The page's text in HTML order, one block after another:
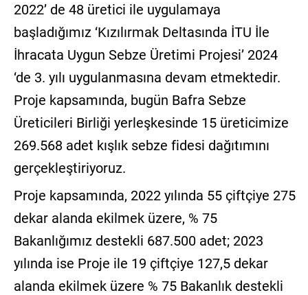
2022’ de 48 üretici ile uygulamaya
başladığımız ‘Kızılırmak Deltasında İTU İle
İhracata Uygun Sebze Üretimi Projesi’ 2024
‘de 3. yılı uygulanmasına devam etmektedir.
Proje kapsamında, bugün Bafra Sebze
Üreticileri Birliği yerleşkesinde 15 üreticimize
269.568 adet kışlık sebze fidesi dağıtımını
gerçekleştiriyoruz.
Proje kapsamında, 2022 yılında 55 çiftçiye 275
dekar alanda ekilmek üzere, % 75
Bakanlığımız destekli 687.500 adet; 2023
yılında ise Proje ile 19 çiftçiye 127,5 dekar
alanda ekilmek üzere % 75 Bakanlık destekli